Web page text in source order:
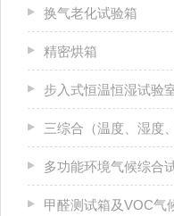
换气老化试验箱
精密烘箱
步入式恒温恒湿试验
三综合（温度、湿度、振动）
多功能环境气候综合
甲醛测试箱及VOC气